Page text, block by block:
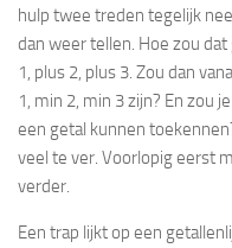
hulp twee treden tegelijk
dan weer tellen. Hoe zou dat
1, plus 2, plus 3. Zou dan
1, min 2, min 3 zijn? En zou
een getal kunnen
veel te ver. Voorlopig eerst
verder.
Een trap lijkt op een